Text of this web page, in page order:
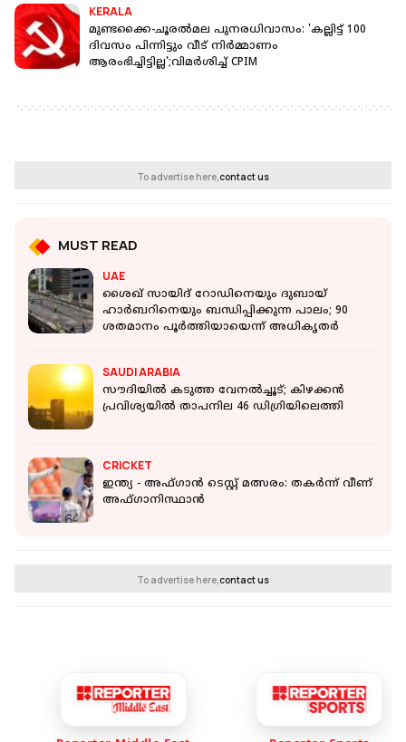
KERALA
മുണ്ടക്കൈ-ചൂരൽമല പുനരധിവാസം: 'കല്ലിട്ട് 100
ദിവസം പിന്നിട്ടും വീട് നിർമ്മാണം
ആരംഭിച്ചിട്ടില്ല';വിമർശിച്ച് CPIM
To advertise here,contact us
MUST READ
UAE
ശൈഖ് സായിദ് റോഡിനെയും ദുബായ്
ഹാർബറിനെയും ബന്ധിപ്പിക്കുന്ന പാലം; 90
ശതമാനം പൂർത്തിയായെന്ന് അധികൃതർ
SAUDI ARABIA
സൗദിയിൽ കടുത്ത വേനൽച്ചൂട്; കിഴക്കൻ
പ്രവിശ്യയിൽ താപനില 46 ഡിഗ്രിയിലെത്തി
CRICKET
ഇന്ത്യ - അഫ്ഗാൻ ടെസ്റ്റ് മത്സരം: തകർന്ന് വീണ്
അഫ്ഗാനിസ്ഥാൻ
To advertise here,contact us